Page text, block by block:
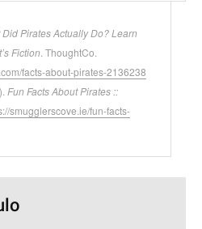
Did Pirates Actually Do? Learn
Fiction . ThoughtCo.
facts-about-pirates-2136238
Fun Facts About Pirates ::
smugglerscove.ie/fun-facts-